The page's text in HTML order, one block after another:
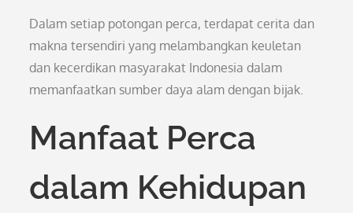
Dalam setiap potongan perca, terdapat cerita dan
makna tersendiri yang melambangkan keuletan
dan kecerdikan masyarakat Indonesia dalam
memanfaatkan sumber daya alam dengan bijak.
Manfaat Perca
dalam Kehidupan